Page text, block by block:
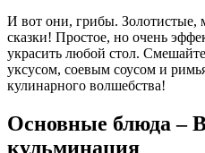
И вот они, грибы. Золотистые,
сказки! Простое, но очень
украсить любой стол.
уксусом, соевым соусом и
кулинарного волшебства!
Основные блюда –
кульминация